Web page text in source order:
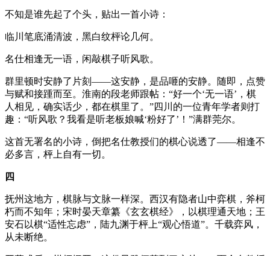
不知是谁先起了个头，贴出一首小诗：
临川笔底涌清波，黑白纹枰论几何。
名仕相逢无一语，闲敲棋子听风歌。
群里顿时安静了片刻——这安静，是品咂的安静。随即，点赞
与赋和接踵而至。淮南的段老师跟帖：“好一个‘无一语’，棋
人相见，确实话少，都在棋里了。”四川的一位青年学者则打
趣：“听风歌？我看是听老板娘喊‘粉好了’！”满群莞尔。
这首无署名的小诗，倒把名仕教授们的棋心说透了——相逢不
必多言，枰上自有一切。
四
抚州这地方，棋脉与文脉一样深。西汉有隐者山中弈棋，斧柯
朽而不知年；宋时晏天章纂《玄玄棋经》，以棋理通天地；王
安石以棋“适性忘虑”， 陆九渊于枰上“观心悟道”。千载弈风，
从未断绝。